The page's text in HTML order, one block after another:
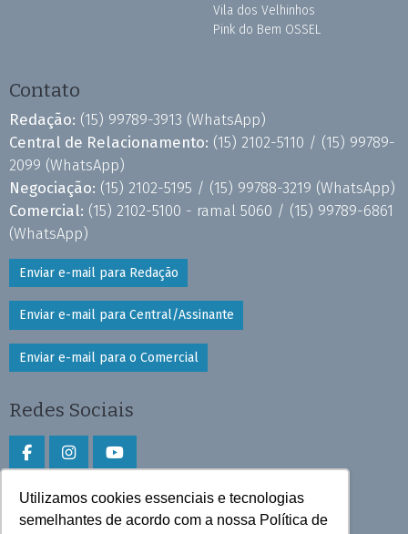
Utilizamos cookies essenciais e tecnologias
semelhantes de acordo com a nossa Política de
Vila dos Velhinhos
Pink do Bem OSSEL
Contato
Redação: (15) 99789-3913 (WhatsApp)
Central de Relacionamento: (15) 2102-5110 / (15) 99789-
2099 (WhatsApp)
Negociação: (15) 2102-5195 / (15) 99788-3219 (WhatsApp)
Comercial: (15) 2102-5100 - ramal 5060 / (15) 99789-6861
(WhatsApp)
Enviar e-mail para Redação
Enviar e-mail para Central/Assinante
Enviar e-mail para o Comercial
Redes Sociais
Faça download do aplicativo